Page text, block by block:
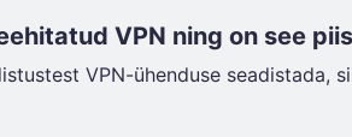
VPN ning on see
VPN-ühenduse seadistada,